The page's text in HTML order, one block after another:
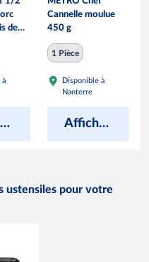
de
à
Afficher les prix
Cannelle moulue
450 g
1 Pièce
Disponible à
Nanterre
Afficher les prix
ustensiles pour votre